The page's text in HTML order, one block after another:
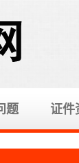
题 证件